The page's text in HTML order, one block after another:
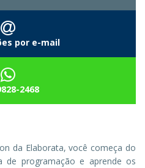
por e-mail
2468
da Elaborata, você começa do
de programação e aprende os